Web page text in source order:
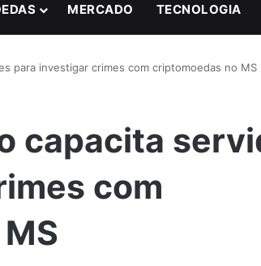
MERCADO TECNOLOGIA
para investigar crimes com criptomoedas no MS
capacita
com